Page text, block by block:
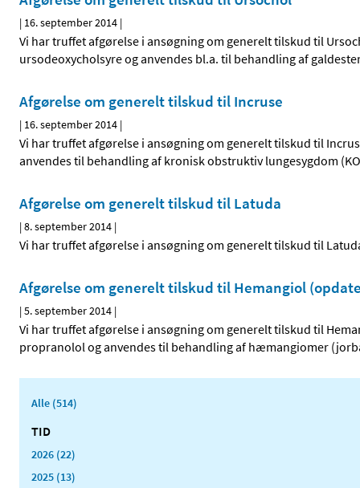
| 16. september 2014 |
Vi har truffet afgørelse i ansøgning om generelt tilskud til
ursodeoxycholsyre og anvendes bl.a. til behandling af
Afgørelse om generelt tilskud til Incruse
| 16. september 2014 |
Vi har truffet afgørelse i ansøgning om generelt tilskud til
anvendes til behandling af kronisk obstruktiv lungesygdom
Afgørelse om generelt tilskud til Latuda
|8. september 2014 |
Vi har truffet afgørelse i ansøgning om generelt tilskud til
Afgørelse om generelt tilskud til Hemangiol
|5. september 2014 |
Vi har truffet afgørelse i ansøgning om generelt tilskud til
propranolol og anvendes til behandling af hæmangiomer
Alle (514)
TID
2026 (22)
2025 (13)